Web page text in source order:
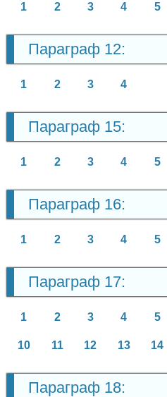
1 2 3 4 5
Параграф 12:
1 2 3 4
Параграф 15:
1 2 3 4 5
Параграф 16:
1 2 3 4 5
Параграф 17:
1 2 3 4 5
10 11 12 13 14
Параграф 18: